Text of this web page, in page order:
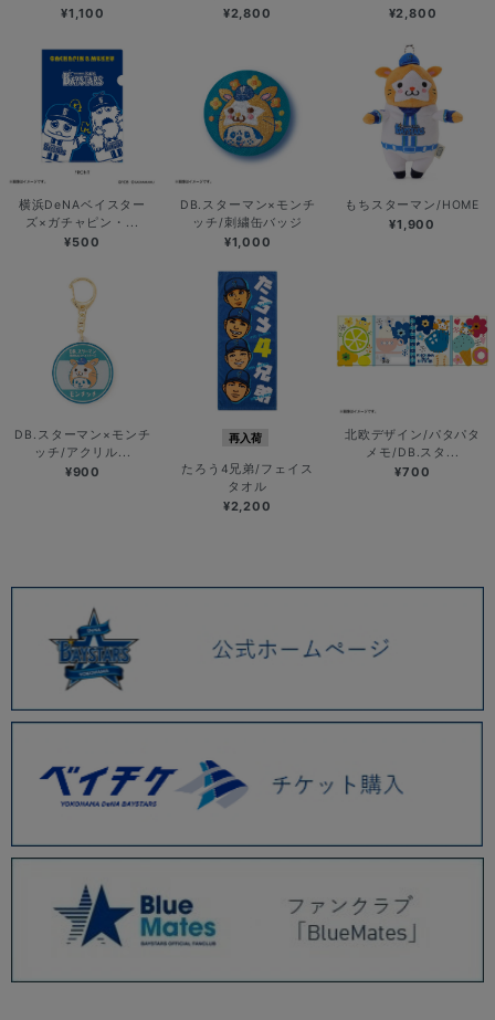
¥1,100 ¥2,800 ¥2,800
横浜DeNAベイスター
ズ×ガチャピン・...
¥500
DB.スターマン×モンチ
ッチ/刺繍缶バッジ
¥1,000
もちスターマン/HOME
¥1,900
DB.スターマン×モンチ
ッチ/アクリル...
¥900
再入荷
たろう4兄弟/フェイス
タオル
¥2,200
北欧デザイン/パタパタ
メモ/DB.スタ...
¥700